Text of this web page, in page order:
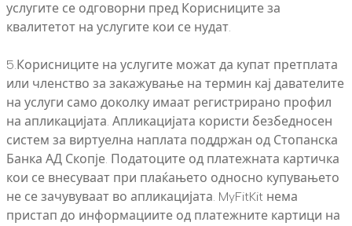
услугите се одговорни пред Корисниците за
квалитетот на услугите кои се нудат.
5.Корисниците на услугите можат да купат претплата
или членство за закажување на термин кај давателите
на услуги само доколку имаат регистрирано профил
на апликацијата. Апликацијата користи безбедносен
систем за виртуелна наплата поддржан од Стопанска
Банка АД Скопје. Податоците од платежната картичка
кои се внесуваат при плаќањето односно купувањето
не се зачувуваат во апликацијата. MyFitKit нема
пристап до информациите од платежните картици на